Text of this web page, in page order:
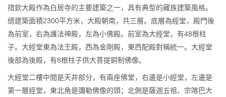
措欽大殿作為白居寺的主要建築之一，具有典型的藏族建築風格。
總建築面積2300平方米，大殿朝南，共三層。底層為經堂，殿門後
為前室，右為護法神殿，左為小佛殿。前室為大經堂，有48根柱
子。大經堂東為法王殿，西為金剛殿，東西配殿對稱統一。大經堂
後部為後殿，有8根柱子供大菩提銅制佛像。
大經堂二樓中間是天井部分，有兩座佛堂，右邊是小經堂，左邊是
第一層經堂，東北角是彌勒佛像的頭；北側是薩迦五祖、宗喀巴大